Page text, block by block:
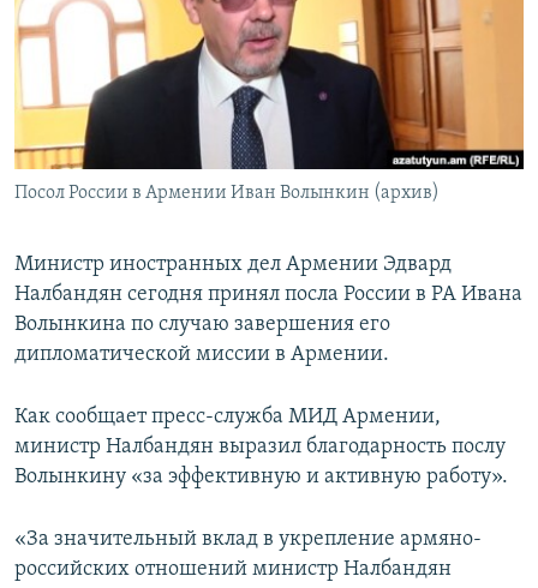
АРХИВ
Հայերեն
English
Русский
Посол России в Армении Иван Волынкин (архив)
Министр иностранных дел Армении Эдвард
Налбандян сегодня принял посла России в РА Ивана
Волынкина по случаю завершения его
дипломатической миссии в Армении.
Как сообщает пресс-служба МИД Армении,
министр Налбандян выразил благодарность послу
Волынкину «за эффективную и активную работу».
«За значительный вклад в укрепление армяно-
российских отношений министр Налбандян